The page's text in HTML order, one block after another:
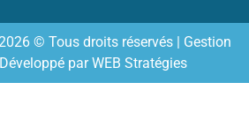
© Tous droits réservés | Gestion
parWEB Stratégies